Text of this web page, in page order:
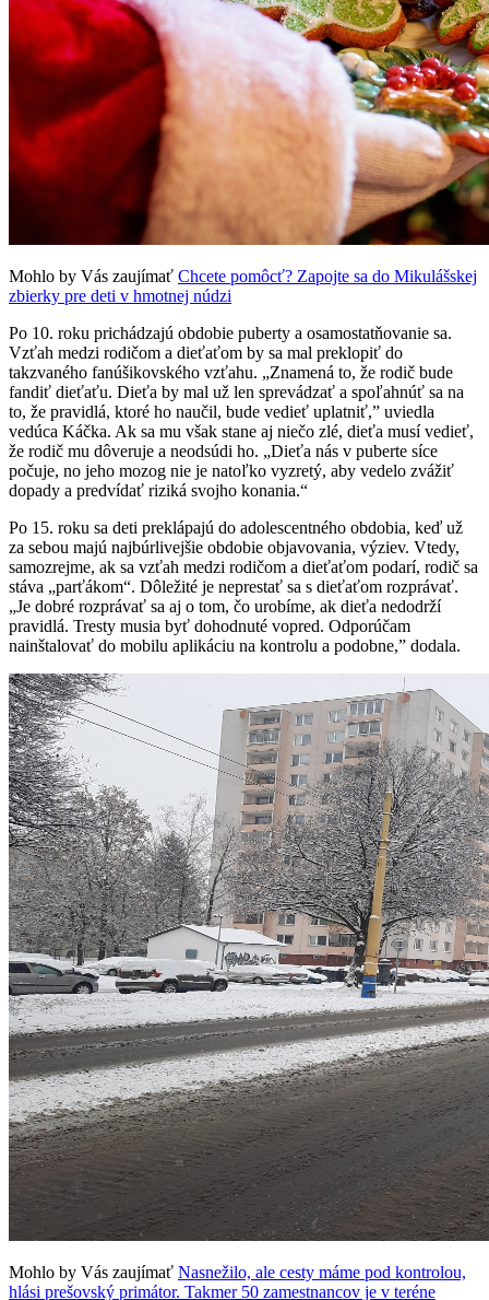
Mohlo by Vás zaujímať Chcete pomôcť? Zapojte sa do Mikulášskej
zbierky pre deti v hmotnej núdzi
Po 10. roku prichádzajú obdobie puberty a osamostatňovanie sa.
Vzťah medzi rodičom a dieťaťom by sa mal preklopiť do
takzvaného fanúšikovského vzťahu. „Znamená to, že rodič bude
fandiť dieťaťu. Dieťa by mal už len sprevádzať a spoľahnúť sa na
to, že pravidlá, ktoré ho naučil, bude vedieť uplatniť,” uviedla
vedúca Káčka. Ak sa mu však stane aj niečo zlé, dieťa musí vedieť,
že rodič mu dôveruje a neodsúdi ho. „Dieťa nás v puberte síce
počuje, no jeho mozog nie je natoľko vyzretý, aby vedelo zvážiť
dopady a predvídať riziká svojho konania.“
Po 15. roku sa deti preklápajú do adolescentného obdobia, keď už
za sebou majú najbúrlivejšie obdobie objavovania, výziev. Vtedy,
samozrejme, ak sa vzťah medzi rodičom a dieťaťom podarí, rodič sa
stáva „parťákom“. Dôležité je neprestať sa s dieťaťom rozprávať.
„Je dobré rozprávať sa aj o tom, čo urobíme, ak dieťa nedodrží
pravidlá. Tresty musia byť dohodnuté vopred. Odporúčam
nainštalovať do mobilu aplikáciu na kontrolu a podobne,” dodala.
Mohlo by Vás zaujímať Nasnežilo, ale cesty máme pod kontrolou,
hlási prešovský primátor. Takmer 50 zamestnancov je v teréne